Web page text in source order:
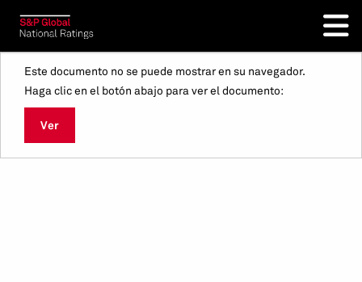
Este documento no se puede mostrar en su navegador.
Haga clic en el botón abajo para ver el documento:
Ver